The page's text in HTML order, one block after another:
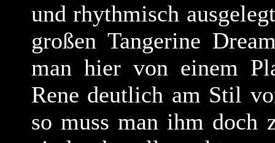
und rhythmisch
großen Tangerine
man hier von einem
Rene deutlich am Stil
so muss man ihm doch